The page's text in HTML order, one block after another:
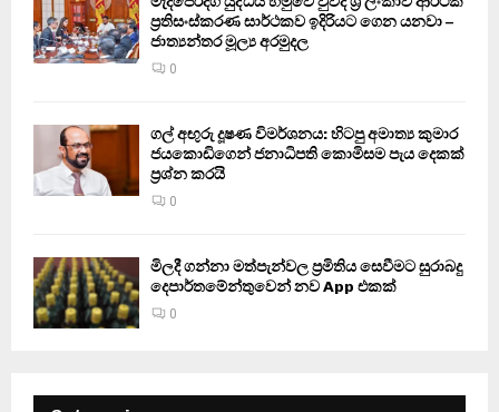
ප්‍රතිසංස්කරණ සාර්ථකව ඉදිරියට ගෙන යනවා –
ජාත්‍යන්තර මූල්‍ය අරමුදල
0
ගල් අඟුරු දූෂණ විමර්ශනය: හිටපු අමාත්‍ය කුමාර
ජයකොඩිගෙන් ජනාධිපති කොමිසම පැය දෙකක්
ප්‍රශ්න කරයි
0
මිලදී ගන්නා මත්පැන්වල ප්‍රමිතිය සෙවීමට සුරාබදු
දෙපාර්තමේන්තුවෙන් නව App එකක්
0